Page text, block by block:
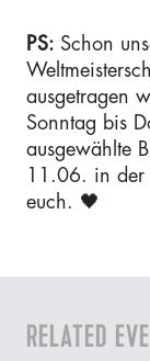
PS: Schon
ausgetragen
Sonntag bis
ausgewählte
11.06. in der
euch. 🖤
RELATED